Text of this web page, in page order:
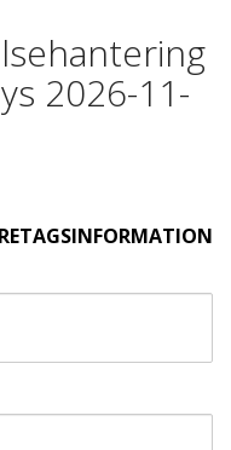
2026-11-